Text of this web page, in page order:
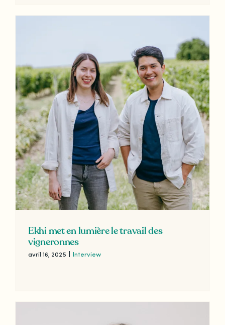
Ekhi met en lumière le travail des
vigneronnes
avril 16, 2025 Interview